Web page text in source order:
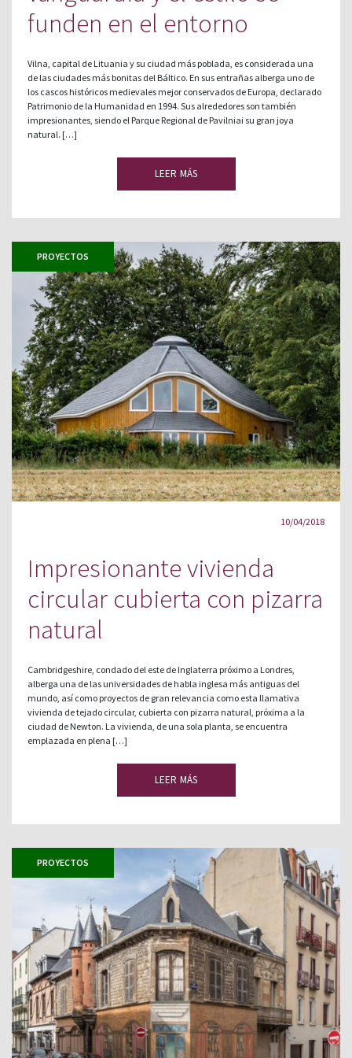
funden en el entorno
Vilna, capital de Lituania y su ciudad más poblada, es considerada una
de las ciudades más bonitas del Báltico. En sus entrañas alberga uno de
los cascos históricos medievales mejor conservados de Europa, declarado
Patrimonio de la Humanidad en 1994. Sus alrededores son también
impresionantes, siendo el Parque Regional de Pavilniai su gran joya
natural. […]
LEER MÁS
PROYECTOS
10/04/2018
Impresionante vivienda
circular cubierta con pizarra
natural
Cambridgeshire, condado del este de Inglaterra próximo a Londres,
alberga una de las universidades de habla inglesa más antiguas del
mundo, así como proyectos de gran relevancia como esta llamativa
vivienda de tejado circular, cubierta con pizarra natural, próxima a la
ciudad de Newton. La vivienda, de una sola planta, se encuentra
emplazada en plena […]
LEER MÁS
PROYECTOS